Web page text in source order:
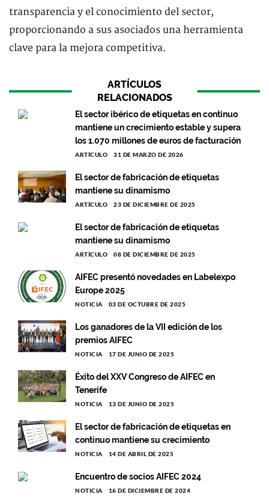
transparencia y el conocimiento del sector,
proporcionando a sus asociados una herramienta
clave para la mejora competitiva.
ARTÍCULOS
RELACIONADOS
El sector ibérico de etiquetas en continuo
mantiene un crecimiento estable y supera
los 1.070 millones de euros de facturación
ARTÍCULO 31 DE MARZO DE 2026
El sector de fabricación de etiquetas
mantiene su dinamismo
ARTÍCULO 23 DE DICIEMBRE DE 2025
El sector de fabricación de etiquetas
mantiene su dinamismo
ARTÍCULO 08 DE DICIEMBRE DE 2025
AIFEC presentó novedades en Labelexpo
Europe 2025
NOTICIA 03 DE OCTUBRE DE 2025
Los ganadores de la VII edición de los
premios AIFEC
NOTICIA 17 DE JUNIO DE 2025
Éxito del XXV Congreso de AIFEC en
Tenerife
NOTICIA 13 DE JUNIO DE 2025
El sector de fabricación de etiquetas en
continuo mantiene su crecimiento
NOTICIA 14 DE ABRIL DE 2025
Encuentro de socios AIFEC 2024
NOTICIA 16 DE DICIEMBRE DE 2024